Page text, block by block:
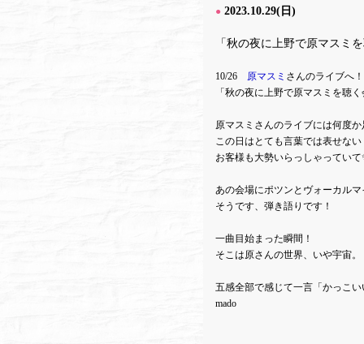
● 2023.10.29(日)
「秋の夜に上野で原マスミ
10/26 原マスミ さんのライブへ！
「秋の夜に上野で原マスミを聴
原マスミさんのライブには何度
この日はとても言葉では表せな
お客様も大勢いらっしゃっていて
あの会場にポツンとヴォーカル
そうです、弾き語りです！
一曲目始まった瞬間！
そこは原さんの世界、いや宇宙。
五感全部で感じて一言「かっこ
mado